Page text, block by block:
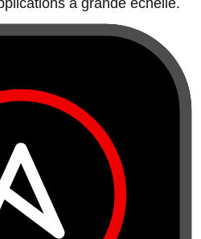
à grande échelle.